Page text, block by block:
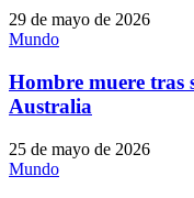
29 de mayo de 2026
Mundo
Hombre muere tras
Australia
25 de mayo de 2026
Mundo